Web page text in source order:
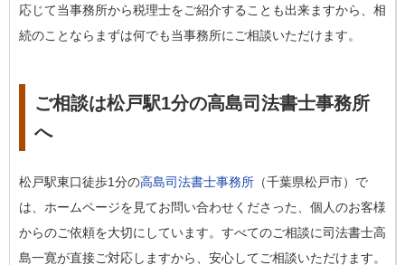
応じて当事務所から税理士をご紹介することも出来ますから、相
続のことならまずは何でも当事務所にご相談いただけます。
ご相談は松戸駅1分の高島司法書士事務所
へ
松戸駅東口徒歩1分の高島司法書士事務所 （千葉県松戸市）で
は、ホームページを見てお問い合わせくださった、個人のお客様
からのご依頼を大切にしています。すべてのご相談に司法書士高
島一寛が直接ご対応しますから、安心してご相談いただけます。